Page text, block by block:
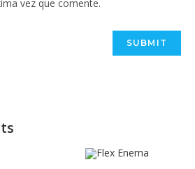
vez que comente.